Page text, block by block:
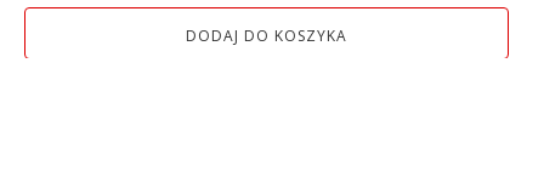
wynosiła:
wynosi:
2
DODAJ DO KOSZYKA